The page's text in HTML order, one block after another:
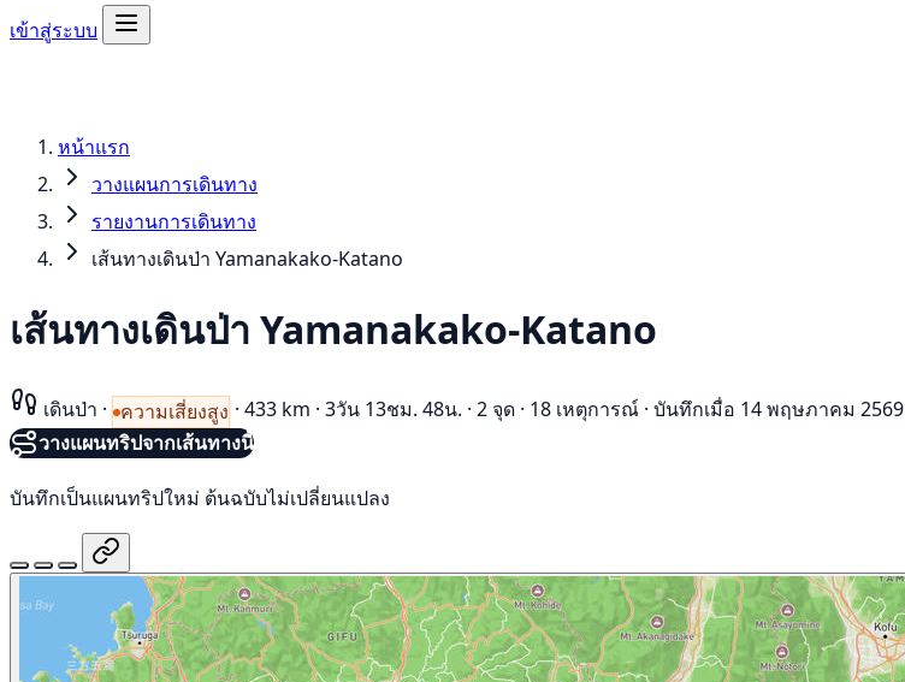
เข้าสู่ระบบ
หน้าแรก
วางแผนการเดินทาง
รายงานการเดินทาง
เส้นทางเดินป่า Yamanakako-Katano
เส้นทางเดินป่า Yamanakako-Katano
เดินป่า · ความเสี่ยงสูง · 433 km · 3วัน 13ชม. 48น. · 2 จุด · 18 เหตุการณ์ · บันทึกเมื่อ 14 พฤษภาคม 2569
วางแผนทริปจากเส้นทางนี้
บันทึกเป็นแผนทริปใหม่ ต้นฉบับไม่เปลี่ยนแปลง